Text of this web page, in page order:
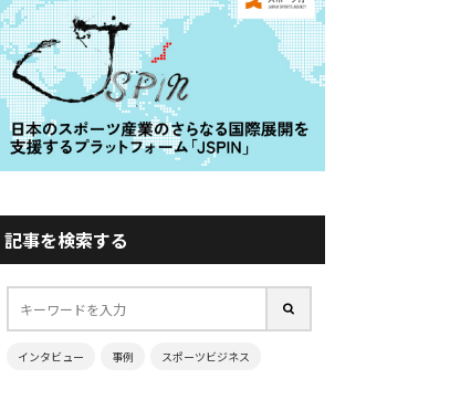
記事を検索する
インタビュー 事例 スポーツビジネス